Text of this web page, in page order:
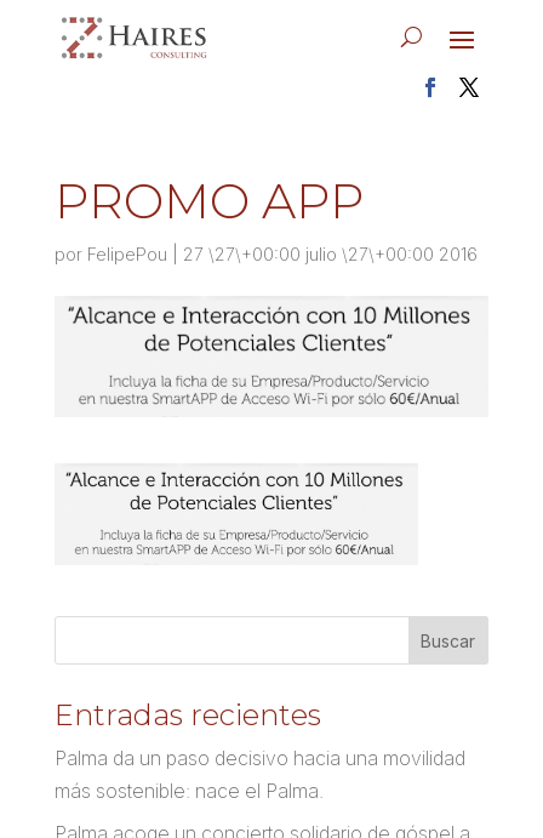
PROMO APP
por FelipePou 27 \27\+00:00 julio \27\+00:00 2016
Entradas recientes
Palma da un paso decisivo hacia una movilidad
más sostenible: nace el Palma.